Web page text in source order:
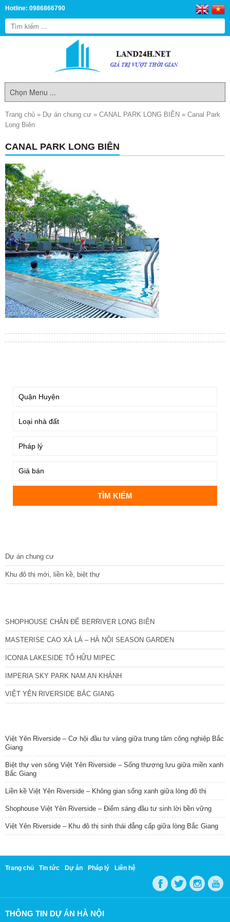
Hotline: 0986866790
Trang chủ » Dự án chung cư » CANAL PARK LONG BIÊN » Canal Park
Long Biên
CANAL PARK LONG BIÊN
Dự án chung cư
Khu đô thị mới, liền kề, biệt thự
SHOPHOUSE CHÂN ĐẾ BERRIVER LONG BIÊN
MASTERISE CAO XÀ LÁ – HÀ NỘI SEASON GARDEN
ICONIA LAKESIDE TỐ HỮU MIPEC
IMPERIA SKY PARK NAM AN KHÁNH
VIỆT YÊN RIVERSIDE BẮC GIANG
Việt Yên Riverside – Cơ hội đầu tư vàng giữa trung tâm công nghiệp Bắc
Giang
Biệt thự ven sông Việt Yên Riverside – Sống thượng lưu giữa miền xanh
Bắc Giang
Liền kề Việt Yên Riverside – Không gian sống xanh giữa lòng đô thị
Shophouse Việt Yên Riverside – Điểm sáng đầu tư sinh lời bền vững
Việt Yên Riverside – Khu đô thị sinh thái đẳng cấp giữa lòng Bắc Giang
Trang chủ Tin tức Dự án Pháp lý Liên hệ
THÔNG TIN DỰ ÁN HÀ NỘI